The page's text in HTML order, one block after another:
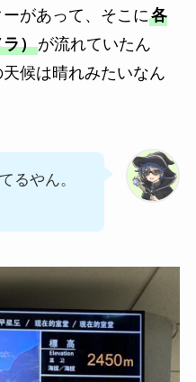
があって、そこに各
ラ）が流れていたん
候は晴れみたいなん
るやん。